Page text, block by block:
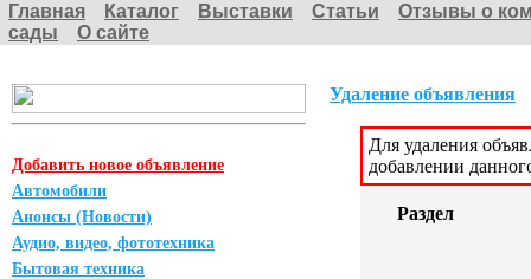
Главная Каталог Выставки Статьи
Отзывы о
сады
О сайте
Добавить новое объявление
Автомобили
Анонсы (Новости)
Аудио, видео, фототехника
Бытовая техника
Удаление объявления
Для удаления
добавлении
Раздел